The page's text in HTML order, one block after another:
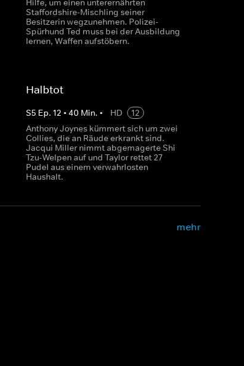
Hilfe, um einen unterernährten
Staffordshire-Mischling seiner
Besitzerin wegzunehmen. Polizei-
Spürhund Ted muss bei der Ausbildung
lernen, Waffen aufstöbern.
Halbtot
S5 Ep. 12 • 40 Min. • HD
12
Anthony Joynes kümmert sich um zwei
Collies, die an Räude erkrankt sind.
Jacqui Miller nimmt abgemagerte Shi
Tzu-Welpen auf und Taylor rettet 27
Pudel aus einem verwahrlosten
Haushalt.
mehr